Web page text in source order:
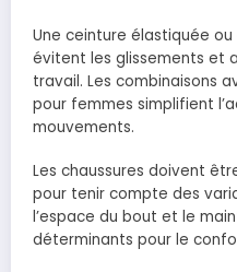
Une ceinture élastiquée
évitent les glissements et
travail. Les combinaisons
pour femmes simplifient
mouvements.
Les chaussures doivent
pour tenir compte des
l’espace du bout et le
déterminants pour le